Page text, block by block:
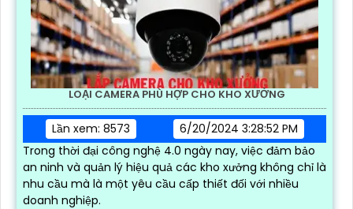
LOẠI CAMERA PHÙ HỢP CHO KHO XƯỞNG
Lần xem: 8573
6/20/2024 3:28:52 PM
Trong thời đại công nghệ 4.0 ngày nay, việc đảm bảo
an ninh và quản lý hiệu quả các kho xưởng không chỉ là
nhu cầu mà là một yêu cầu cấp thiết đối với nhiều
doanh nghiệp.